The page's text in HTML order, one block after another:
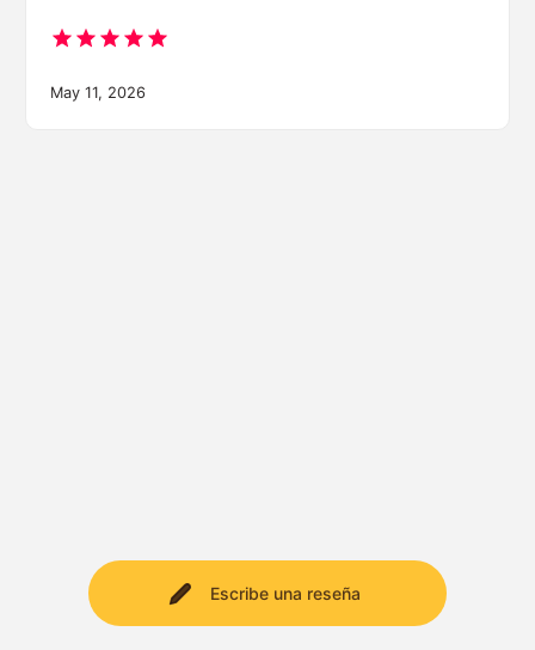
Escribe una reseña
May 11, 2026